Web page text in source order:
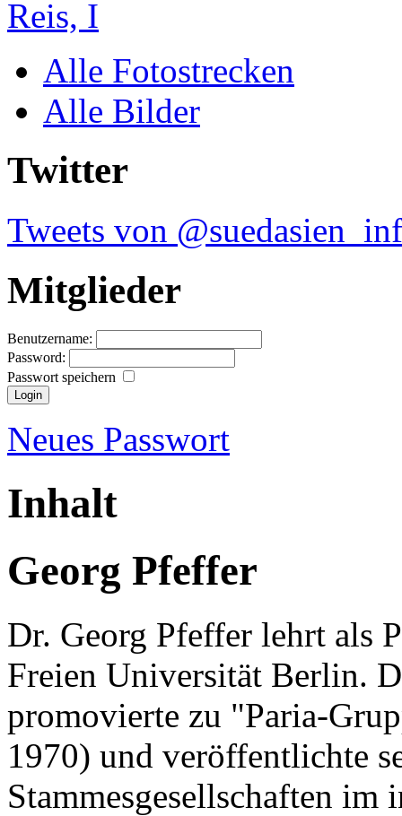
Alle Fotostrecken
Alle Bilder
Twitter
Tweets von
Mitglieder
Benutzername:
Password:
Passwort speichern
Neues Passwort
Inhalt
Georg Pfeffer
Dr. Georg Pfeffer lehrt als
Freien Universität Berlin.
promovierte zu "Paria-
1970) und veröffentlichte
Stammesgesellschaften